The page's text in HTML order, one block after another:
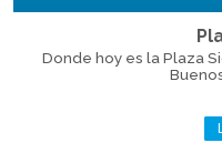
Donde hoy es la Plaza